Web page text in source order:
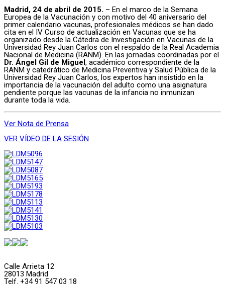
Madrid, 24 de abril de 2015. – En el marco de la Semana
Europea de la Vacunación y con motivo del 40 aniversario del
primer calendario vacunas, profesionales médicos se han dado
cita en el IV Curso de actualización en Vacunas que se ha
organizado desde la Cátedra de Investigación en Vacunas de la
Universidad Rey Juan Carlos con el respaldo de la Real Academia
Nacional de Medicina (RANM). En las jornadas coordinadas por el
Dr. Ángel Gil de Miguel, académico correspondiente de la
RANM y catedrático de Medicina Preventiva y Salud Pública de la
Universidad Rey Juan Carlos, los expertos han insistido en la
importancia de la vacunación del adulto como una asignatura
pendiente porque las vacunas de la infancia no inmunizan
durante toda la vida.
Ver Nota de Prensa
VER VÍDEO DE LA SESIÓN
Calle Arrieta 12
28013 Madrid
Telf. +34 91 547 03 18